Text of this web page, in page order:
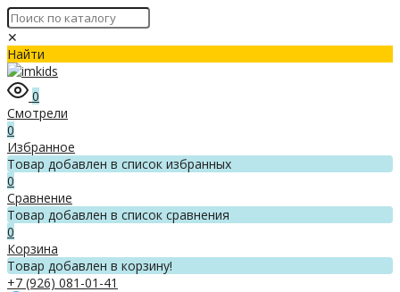
✕
Найти
0
Смотрели
0
Избранное
Товар добавлен в список избранных
0
Сравнение
Товар добавлен в список сравнения
0
Корзина
Товар добавлен в корзину!
+7 (926) 081-01-41